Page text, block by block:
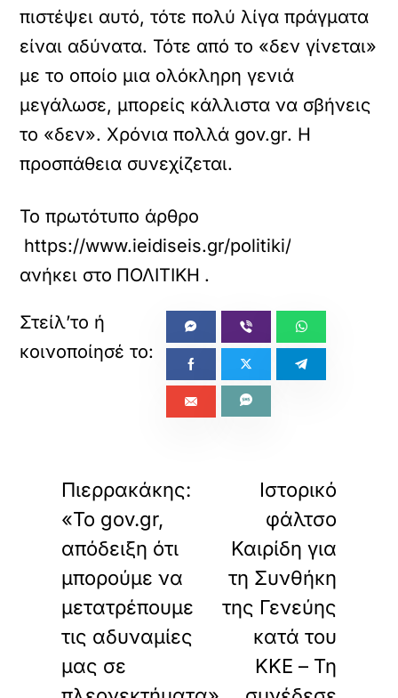
πιστέψει αυτό, τότε πολύ λίγα πράγματα
είναι αδύνατα. Τότε από το «δεν γίνεται»
με το οποίο μια ολόκληρη γενιά
μεγάλωσε, μπορείς κάλλιστα να σβήνεις
το «δεν». Χρόνια πολλά gov.gr. Η
προσπάθεια συνεχίζεται.
Το πρωτότυπο άρθρο
https://www.ieidiseis.gr/politiki/789563/
ανήκει στο ΠΟΛΙΤΙΚΗ .
Πιερρακάκης:
«Το gov.gr,
απόδειξη ότι
μπορούμε να
μετατρέπουμε
τις αδυναμίες
μας σε
Ιστορικό
φάλτσο
Καιρίδη για
τη Συνθήκη
της Γενεύης
κατά του
ΚΚΕ – Τη